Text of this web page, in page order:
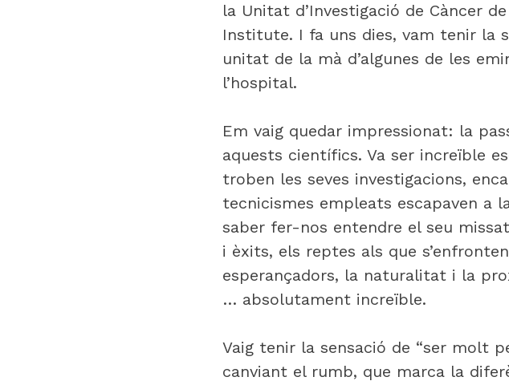
la Unitat d’Investigació de Càncer
Institute. I fa uns dies, vam tenir la
unitat de la mà d’algunes de les
l’hospital.
Em vaig quedar impressionat: la
aquests científics. Va ser increïble
troben les seves investigacions,
tecnicismes empleats escapaven a
saber fer-nos entendre el seu
i èxits, els reptes als que
esperançadors, la naturalitat i la
… absolutament increïble.
Vaig tenir la sensació de “ser molt
canviant el rumb, que marca la